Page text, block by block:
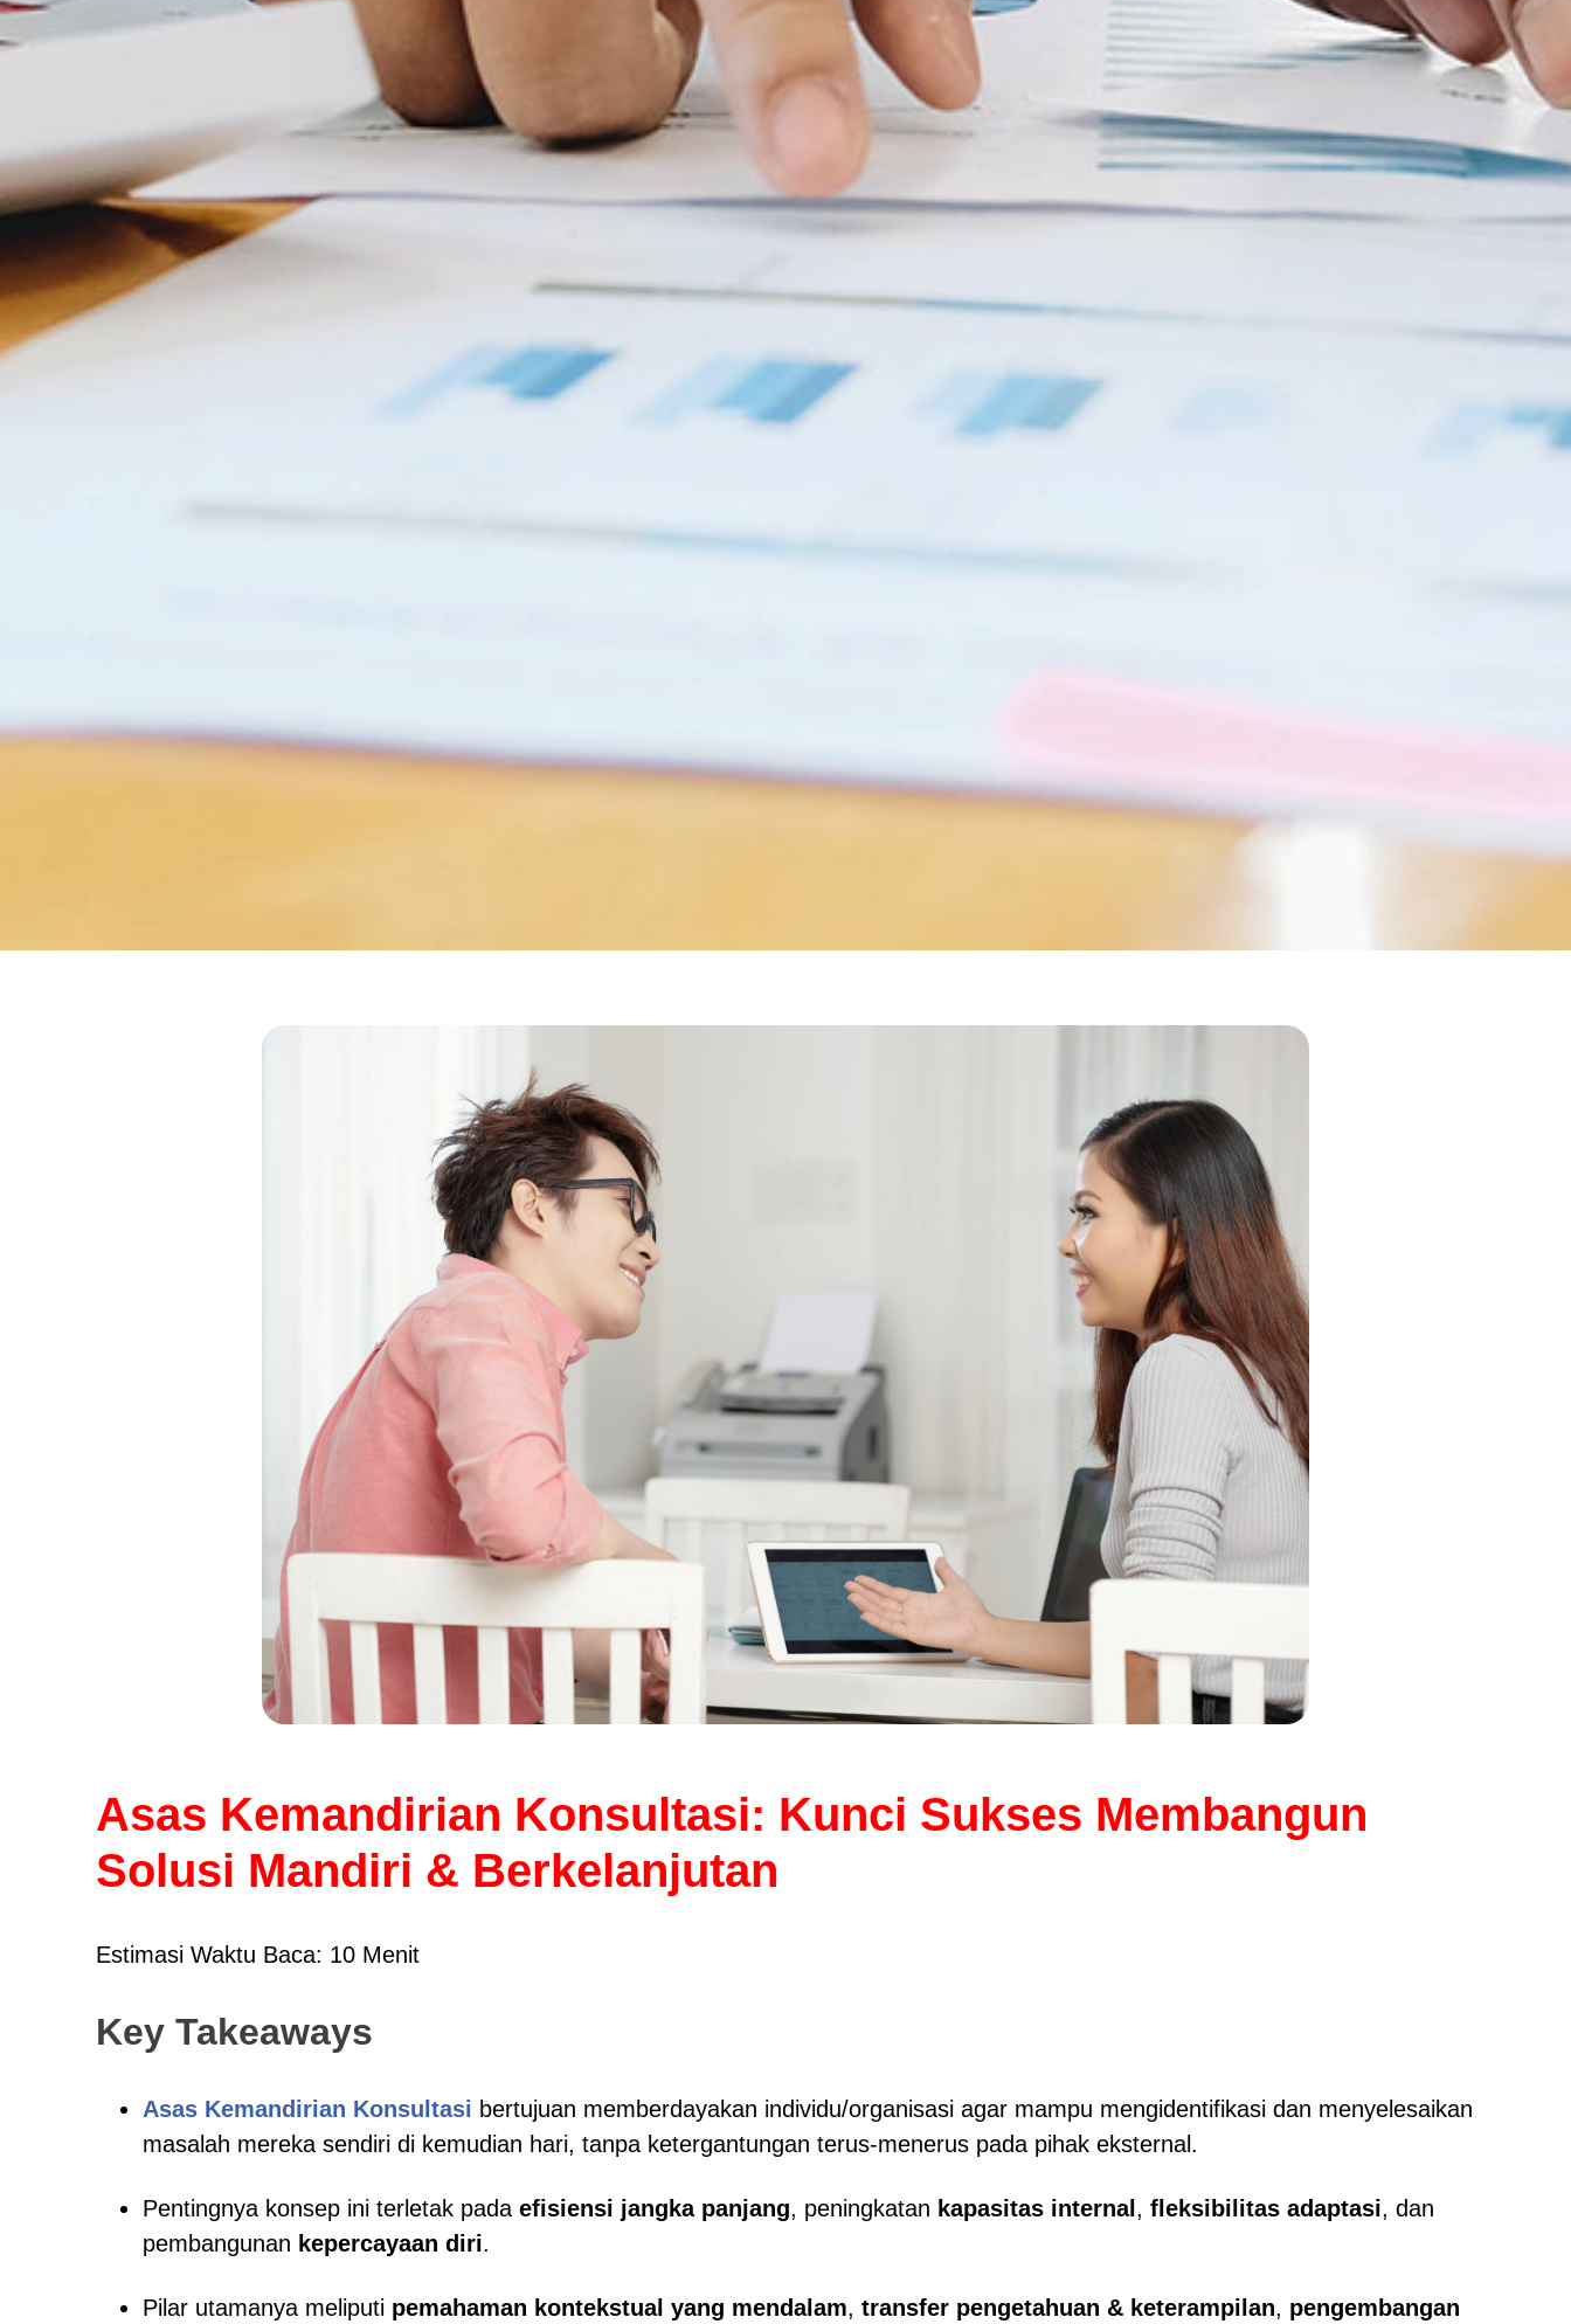
Asas Kemandirian Konsultasi: Kunci Sukses Membangun
Solusi Mandiri & Berkelanjutan
Estimasi Waktu Baca: 10 Menit
Key Takeaways
Asas Kemandirian Konsultasi bertujuan memberdayakan individu/organisasi agar mampu mengidentifikasi dan menyelesaikan
masalah mereka sendiri di kemudian hari, tanpa ketergantungan terus-menerus pada pihak eksternal.
Pentingnya konsep ini terletak pada efisiensi jangka panjang, peningkatan kapasitas internal , fleksibilitas adaptasi, dan
pembangunan kepercayaan diri.
Pilar utamanya meliputi pemahaman kontekstual yang mendalam, transfer pengetahuan & keterampilan, pengembangan